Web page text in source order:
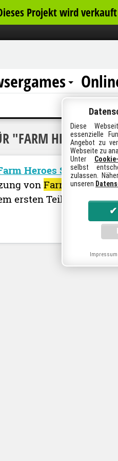
Projekt wird
"FARM HEROES
Heroes Super Saga
vonFarm Heroes
ersten Teil der Saga.
Diese
essenzielle
Angebot zu
Webseite zu
Unter
selbst
zulassen.
unseren
Impressum